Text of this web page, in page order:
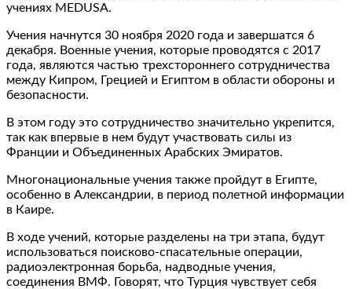
учениях MEDUSA.
Учения начнутся 30 ноября 2020 года и завершатся 6
декабря. Военные учения, которые проводятся с 2017
года, являются частью трехстороннего сотрудничества
между Кипром, Грецией и Египтом в области обороны и
безопасности.
В этом году это сотрудничество значительно укрепится,
так как впервые в нем будут участвовать силы из
Франции и Объединенных Арабских Эмиратов.
Многонациональные учения также пройдут в Египте,
особенно в Александрии, в период полетной информации
в Каире.
В ходе учений, которые разделены на три этапа, будут
использоваться поисково-спасательные операции,
радиоэлектронная борьба, надводные учения,
соединения ВМФ. Говорят, что Турция чувствует себя